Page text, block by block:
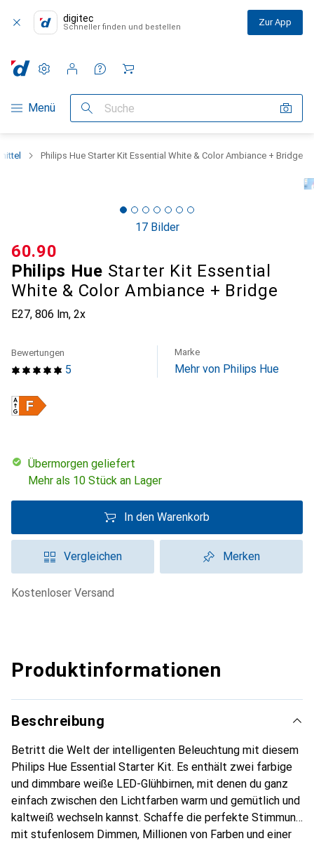
digitec
Schneller finden und bestellen Zur App
Navigation nach Kategorien
Menü Suche
Einstellungen
Kundenkonto
Vergleichslisten
Merklisten
Warenkorb
Philips Hue Starter Kit Essential White & Color Ambiance + Bridge
17 Bilder
Philips Hue Starter Kit Essential
White & Color Ambiance + Bridge
E27, 806 lm, 2x
CHF
60.90
5
Bewertungen Marke
Mehr von Philips Hue
übermorgen geliefert
Mehr als 10 Stück an Lager
In den Warenkorb
Vergleichen Merken
kostenloser Versand
Produktinformationen
Beschreibung
Betritt die Welt der intelligenten Beleuchtung mit diesem
Philips Hue Essential Starter Kit. Es enthält zwei farbige
und dimmbare weiße LED-Glühbirnen, mit denen du ganz
einfach zwischen den Lichtfarben warm und gemütlich und
kaltweiß wechseln kannst. Schaffe die perfekte Stimmung
mit stufenlosem Dimmen, Millionen von Farben und einer